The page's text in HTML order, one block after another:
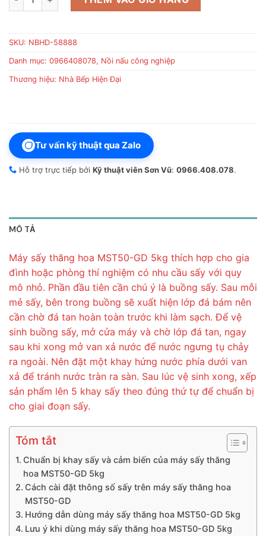
SKU: NBHD-58888
Danh mục: 0966408078, Nồi nấu công nghiệp
Thương hiệu: Nhà Bếp Hiện Đại
Tư vấn kỹ thuật qua Zalo
Hỗ trợ trực tiếp bởi Kỹ thuật viên Sơn Vũ: 0966.408.078.
MÔ TẢ
Máy sấy thăng hoa MST50-GD 5kg thích hợp cho gia
đình hoặc phòng thí nghiệm có nhu cầu sấy với quy
mô nhỏ. Phần đầu tiên cần chú ý là buồng sấy. Sau mỗi
mẻ sấy, bên trong buồng sẽ xuất hiện lớp đá bám nên
cần chờ đá tan hoàn toàn trước khi làm sạch. Để vệ
sinh buồng sấy, mở cửa máy và chờ lớp đá tan, ngay
sau khi xong mở van xả nước để nước ngưng tụ chảy
ra ngoài. Nên đặt một khay hứng nước phía dưới van
xả để tránh nước tràn ra sàn. Sau lúc vệ sinh xong, xếp
sản phẩm lên 5 khay sấy theo đúng thứ tự để chuẩn bị
cho giai đoạn sấy.
Tóm tắt
Chuẩn bị khay sấy và cảm biến của máy sấy thăng
hoa MST50-GD 5kg
Cách cài đặt thông số sấy trên máy sấy thăng hoa
MST50-GD
Hướng dẫn dùng máy sấy thăng hoa MST50-GD 5kg
Lưu ý khi dùng máy sấy thăng hoa MST50-GD 5kg